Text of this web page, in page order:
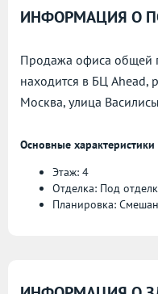
ИНФОРМАЦИЯ О
Продажа офиса общей
находится в БЦ Ahead,
Москва, улица
Основные
Этаж: 4
Отделка: Под
Планировка: